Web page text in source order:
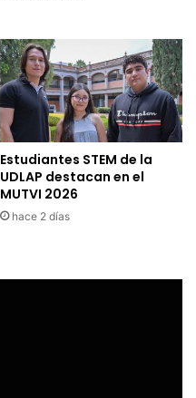
Estudiantes STEM de la
UDLAP destacan en el
MUTVI 2026
hace 2 días